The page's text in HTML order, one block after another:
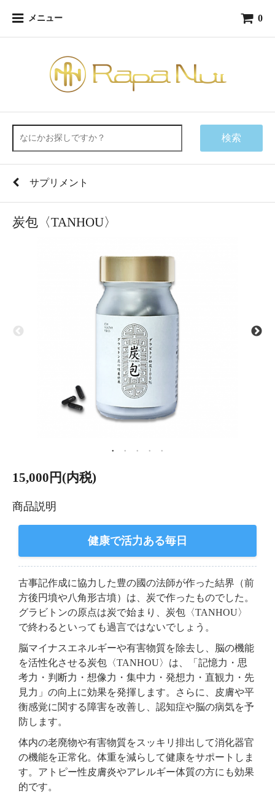
メニュー 0
検索
サプリメント
炭包〈TANHOU〉
15,000円(内税)
商品説明
健康で活力ある毎日
古事記作成に協力した豊の國の法師が作った結界（前
方後円墳や八角形古墳）は、炭で作ったものでした。
グラビトンの原点は炭で始まり、炭包〈TANHOU〉
で終わるといっても過言ではないでしょう。
脳マイナスエネルギーや有害物質を除去し、脳の機能
を活性化させる炭包〈TANHOU〉は、「記憶力・思
考力・判断力・想像力・集中力・発想力・直観力・先
見力」の向上に効果を発揮します。さらに、皮膚や平
衡感覚に関する障害を改善し、認知症や脳の病気を予
防します。
体内の老廃物や有害物質をスッキリ排出して消化器官
の機能を正常化。体重を減らして健康をサポートしま
す。アトピー性皮膚炎やアレルギー体質の方にも効果
的です。